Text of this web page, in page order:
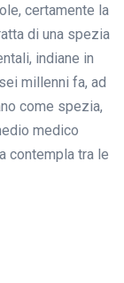
certamente la
di una spezia
indiane in
millenni fa, ad
come spezia,
medico
contempla tra le